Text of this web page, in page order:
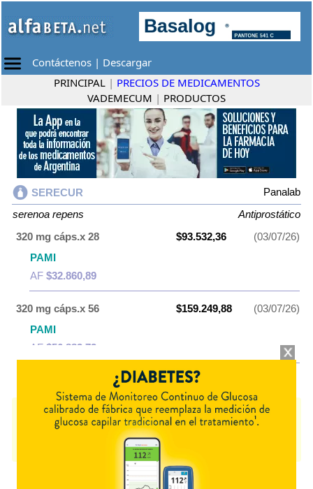
Contáctenos | Descargar
PRINCIPAL | PRECIOS DE MEDICAMENTOS
VADEMECUM | PRODUCTOS
SERECUR
Panalab
serenoa repens
Antiprostático
320 mg cáps.x 28
$93.532,36
(03/07/26)
PAMI
AF $32.860,89
320 mg cáps.x 56 $159.249,88
(03/07/26)
PAMI
AF $56.883,72
SERECURcontieneserenoa repensy se indica comoAntiprostático
producido porPanalaby cuenta con 2 presentaciones disponibles.
Algunas presentaciones cuentan con cobertura PAMI.